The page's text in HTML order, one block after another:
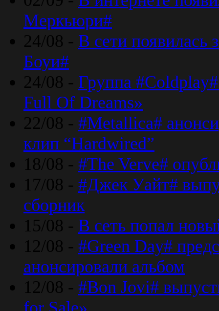
Меркьюри#
24/08 - В сети появилась
Боуи#
24/08 - Группа
Full Of Dreams»
22/08 - #Metallica#
клип “Hardwired”
18/08 - #The Verve#
17/08 - #Джек Уайт#
сборник
15/08 - В сеть попал
12/08 - #Green Day#
анонсировали альбом
12/08 - #Bon Jovi#